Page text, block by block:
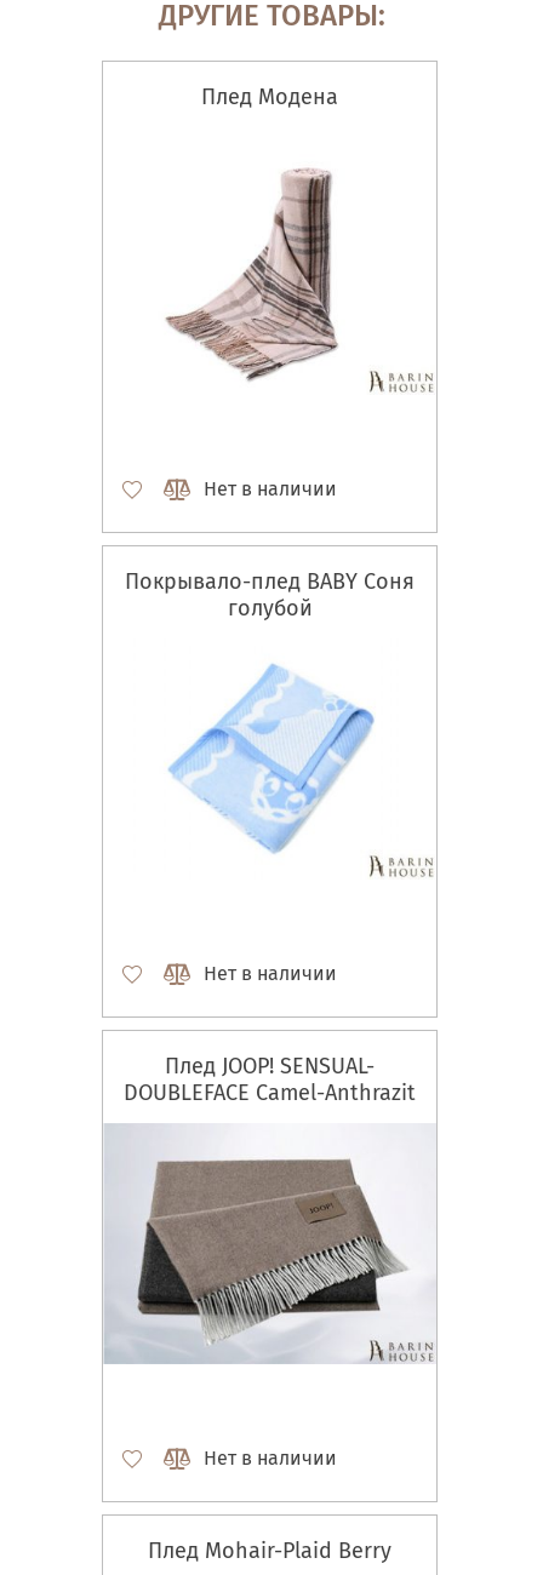
ДРУГИЕ ТОВАРЫ:
Плед Модена
Нет в наличии
Покрывало-плед BABY Соня
голубой
Нет в наличии
Плед JOOP! SENSUAL-
DOUBLEFACE Camel-Anthrazit
Нет в наличии
Плед Mohair-Plaid Berry